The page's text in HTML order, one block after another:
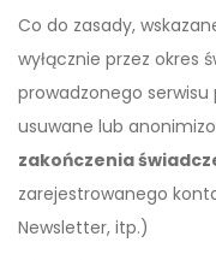
Co do zasady,
wyłącznie przez okres
prowadzonego
usuwane lub
zakończenia
zarejestrowanego
Newsletter, itp.)